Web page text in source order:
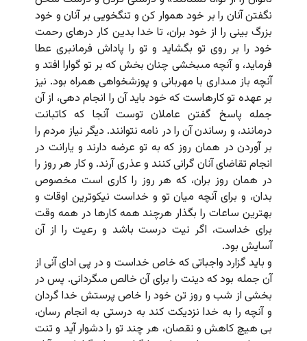
نگفتن آنان را بر خود هموار کن و تنگخویى بر آنان و خود
بزرگ بینى را از خود بران، تا خدا بدین کار درهاى رحمت
خود را بر روى تو بگشاید و تو را پاداش فرمانبرى عطا
فرماید، و آنچه مى‏بخشى چنان بخش که بر تو گوارا افتد و
آنچه باز مى‏دارى با مهربانى و پوزشخواهى همراه بود. نیز
بر عهده تو کارهاست که خود باید آن را انجام دهى، از آن
جمله پاسخ گفتن عاملان توست آنجا که کاتبانت
درمانند، و رساندن آن را در نامه نتوانند. دیگر نیاز مردم را
بر آوردن در همان روز که به تو عرضه دارند و یارانت در
انجام تقاضاى آنان گرانى کنند و عذرى آرند. و کار هر روز را
در همان روز بران، که هر روز را کارى است مخصوص
بدان، و براى آنچه میان تو و خداست نیکوترین اوقات و
بهترین ساعات را بگذار هرچند همه کارها در همه وقت
براى خداست، اگر نیت درست باشد و رعیت را از آن
آسایش بود.
و باید گزارد واجباتى که خاص خداست و در پى اداى آنى از
آن جمله بود که دینت را براى آن خالص مى‏گردانى. پس در
بخشى از شب و روز تن خود را خاص پرستش خدا گردان
و آنچه را به خدا نزدیکت کند به درستى به انجام رسان،
بى هیچ کاهش و نقصان، هر چند تو را دشوار آید و تنت